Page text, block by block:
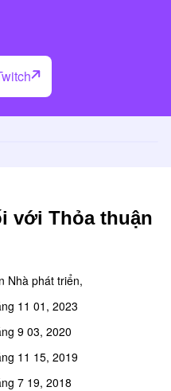
với Thỏa thuận
Nhà phát triển,
11 01, 2023
9 03, 2020
11 15, 2019
7 19, 2018